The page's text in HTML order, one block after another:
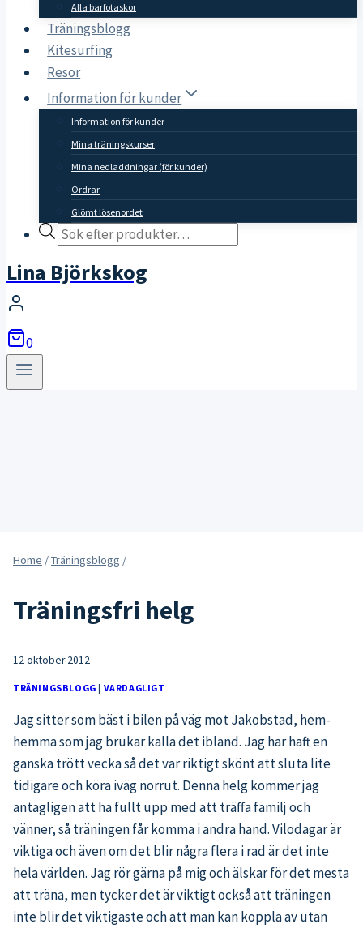
Alla barfotaskor
Träningsblogg
Kitesurfing
Resor
Information för kunder
Information för kunder
Mina träningskurser
Mina nedladdningar (för kunder)
Ordrar
Glömt lösenordet
Products
Lina Björkskog
0
Home /Träningsblogg /
Träningsfri helg
12 oktober 2012
TRÄNINGSBLOGG | VARDAGLIGT
Jag sitter som bäst i bilen på väg mot Jakobstad, hem-
hemma som jag brukar kalla det ibland. Jag har haft en
ganska trött vecka så det var riktigt skönt att sluta lite
tidigare och köra iväg norrut. Denna helg kommer jag
antagligen att ha fullt upp med att träffa familj och
vänner, så träningen får komma i andra hand. Vilodagar är
viktiga och även om det blir några flera i rad är det inte
hela världen. Jag rör gärna på mig och älskar för det mesta
att träna, men tycker det är viktigt också att träningen
inte blir det viktigaste och att man kan koppla av utan